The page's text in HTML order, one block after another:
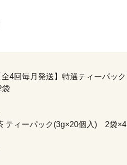
4回毎月発送】特選ティーパッ
袋
ティーパック(3g×20個入) 2袋×4